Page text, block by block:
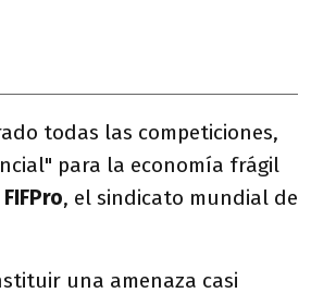
todas las competiciones,
para la economía frágil
FIFPro, el sindicato mundial de
una amenaza casi